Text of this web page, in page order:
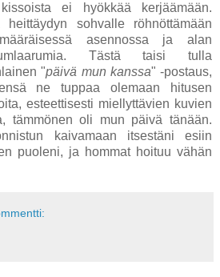
ei hyökkää kerjäämään.
heittäydyn sohvalle röhnöttämään
asennossa ja alan
Tästä taisi tulla
"päivä mun kanssa" -postaus,
ne tuppaa olemaan hitusen
esteettisesti miellyttävien kuvien
tämmönen oli mun päivä tänään.
kaivamaan itsestäni esiin
puoleni, ja hommat hoituu vähän